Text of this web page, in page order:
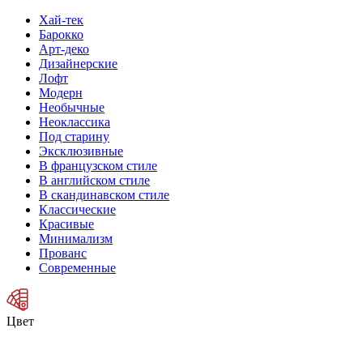
Хай-тек
Барокко
Арт-деко
Дизайнерские
Лофт
Модерн
Необычные
Неоклассика
Под старину
Эксклюзивные
В французском стиле
В английском стиле
В скандинавском стиле
Классические
Красивые
Минимализм
Прованс
Современные
Цвет